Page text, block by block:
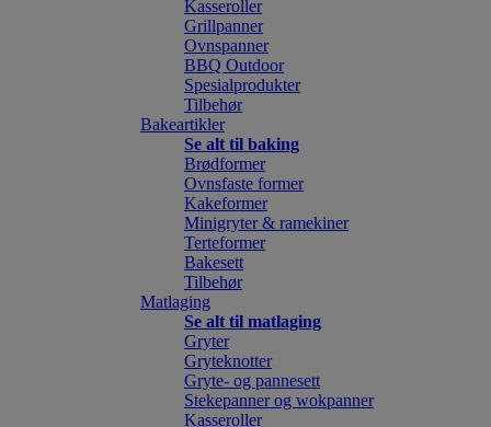
Kasseroller
Grillpanner
Ovnspanner
BBQ Outdoor
Spesialprodukter
Tilbehør
Bakeartikler
Se alt til baking
Brødformer
Ovnsfaste former
Kakeformer
Minigryter & ramekiner
Terteformer
Bakesett
Tilbehør
Matlaging
Se alt til matlaging
Gryter
Gryteknotter
Gryte- og pannesett
Stekepanner og wokpanner
Kasseroller